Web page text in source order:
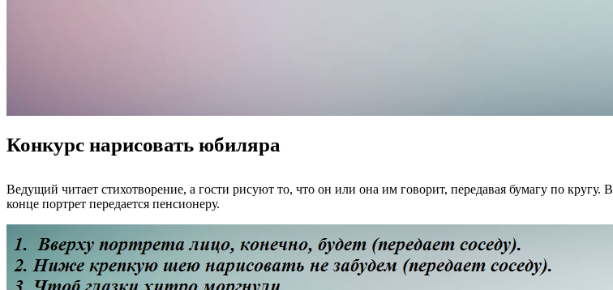
Конкурс нарисовать юбиляра
Ведущий читает стихотворение, а гости рисуют то, что он или она им говорит, передавая бумагу по кругу. В
конце портрет передается пенсионеру.